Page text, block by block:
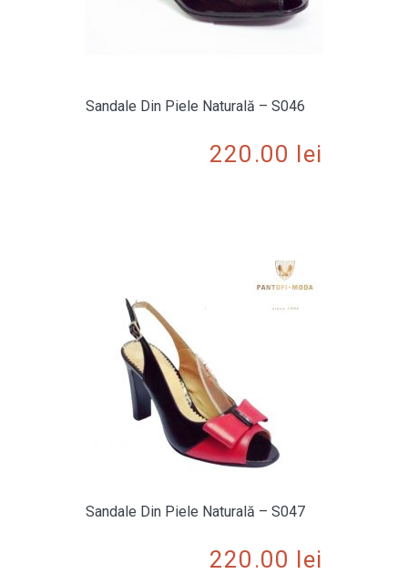
Sandale Din Piele Naturală – S046
220.00 lei
Sandale Din Piele Naturală – S047
220.00 lei